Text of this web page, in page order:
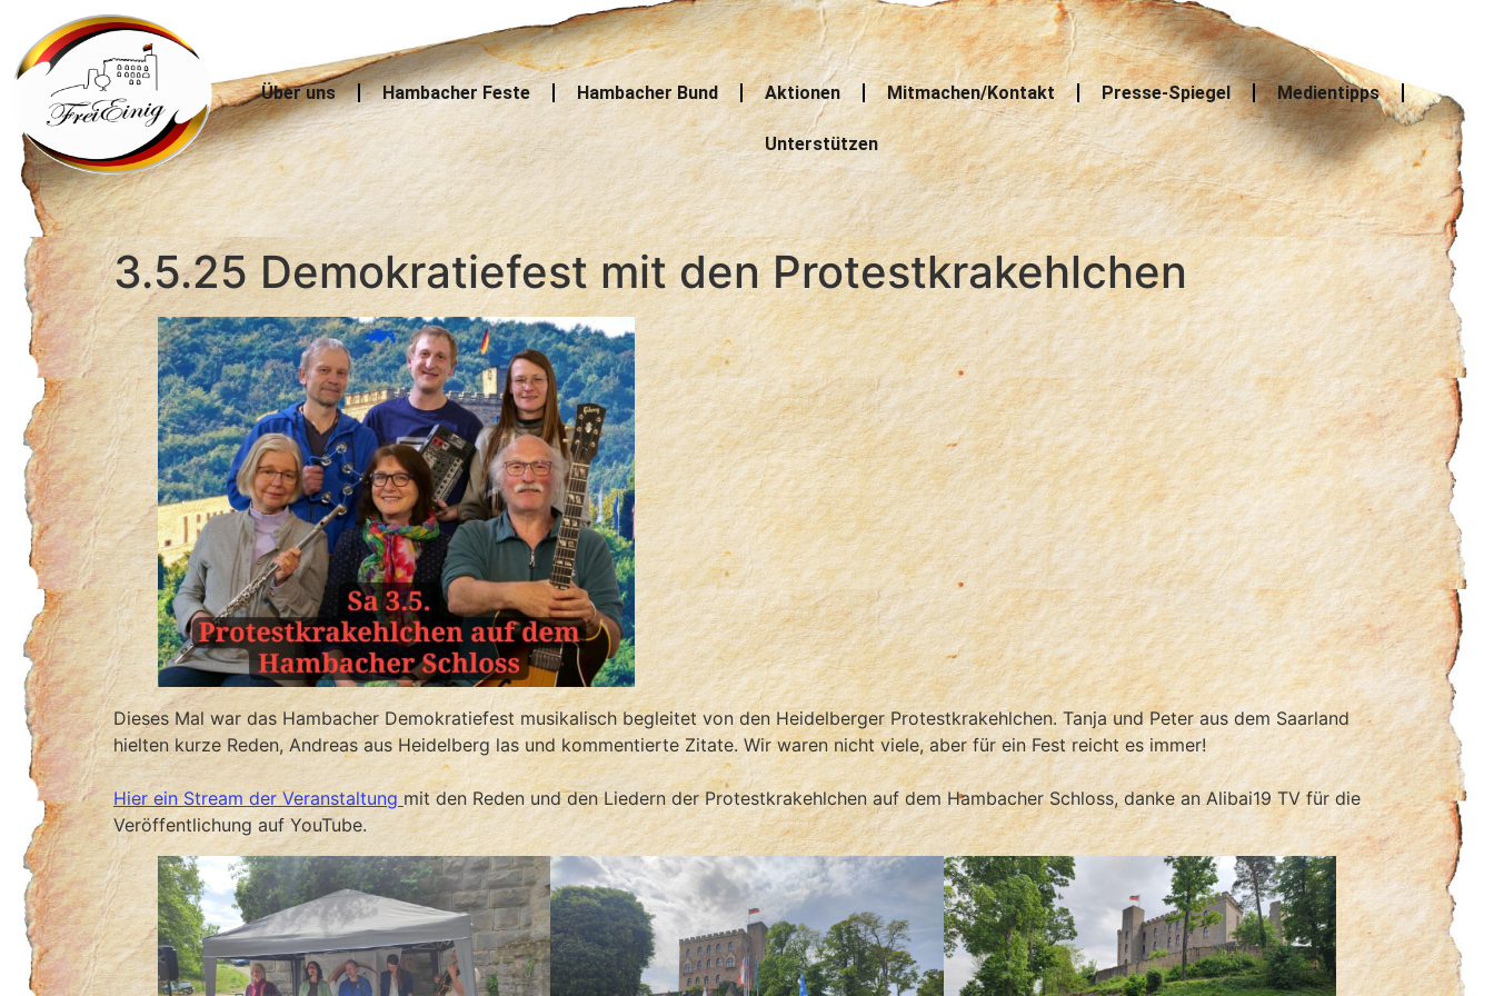
Über uns Hambacher Feste Hambacher Bund Aktionen Mitmachen/Kontakt Presse-Spiegel Medientipps
Unterstützen
3.5.25 Demokratiefest mit den Protestkrakehlchen
Dieses Mal war das Hambacher Demokratiefest musikalisch begleitet von den Heidelberger Protestkrakehlchen. Tanja und Peter aus dem Saarland
hielten kurze Reden, Andreas aus Heidelberg las und kommentierte Zitate. Wir waren nicht viele, aber für ein Fest reicht es immer!
Hier ein Stream der Veranstaltungmit den Reden und den Liedern der Protestkrakehlchen auf dem Hambacher Schloss, danke an Alibai19 TV für die
Veröffentlichung auf YouTube.